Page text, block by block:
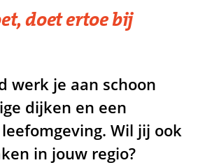
doet ertoe bij
werk je aan schoon
dijken en een
Wil jij ook
in jouw regio?